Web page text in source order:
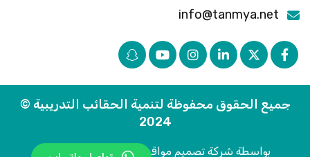
info@tanmya.net
جميع الحقوق محفوظة لتنمية الحقائب التدريبية ©
2024
بواسطة شركة تصميم مواقع الكترونية النور أون لاين